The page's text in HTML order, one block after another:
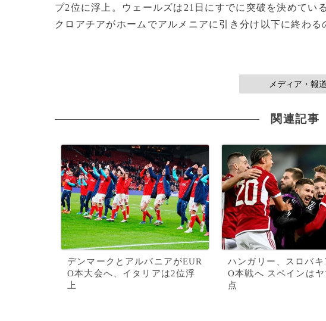
プ2位に浮上。ウェールズは21日にすでに突破を決めてい
クロアチアがホームでアルメニアに引き分け以下に終わ
メディア・報
関連記事
デンマークとアルバニアがEUR
O本大会へ、イタリアは2位浮
上
ハンガリー、スロバキ
O本戦へ スペインは
点